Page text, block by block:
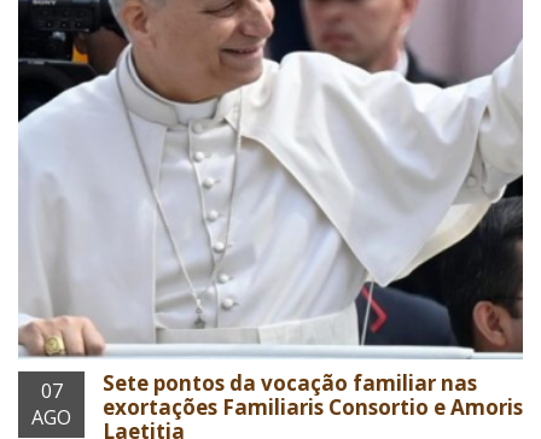
07
AGO
Sete pontos da vocação familiar nas
exortações Familiaris Consortio e Amoris
Laetitia